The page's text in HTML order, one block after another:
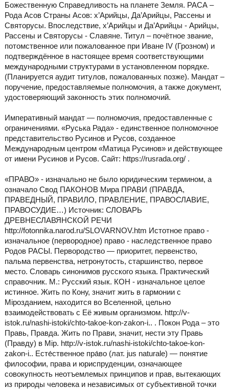
Божественную Справедливость на планете Земля. РАСА –
Рода Асов Страны Асов: х’Арийцы, Да’Арийцы, Рассены и
Святорусы. Впоследствие, х’Арийцы и Да’Арийцы - Арийцы,
Рассены и Святорусы - Славяне. Титул – почётное звание,
потомственное или пожалованное при Иване IV (Грозном) и
подтверждённое в настоящее время соответствующими
международными структурами в установленном порядке.
(Планируется аудит титулов, пожалованных позже). Мандат –
поручение, предоставляемые полномочия, а также документ,
удостоверяющий законность этих полномочий.
Императивный мандат — полномочия, предоставленные с
ограничениями. «Руська Рада» - единственное полномочное
представительство Русинов и Русов, созданное
Международным центром «Матица Русинов» и действующее
от имени Русинов и Русов. Сайт: https://rusrada.org/ .
«ПРАВО» - изначально не было юридическим термином, а
означало Свод ПАКОНОВ Мира ПРАВИ (ПРАВДА,
ПРАВЕДНЫЙ, ПРАВИЛО, ПРАВЛЕНИЕ, ПРАВОСЛАВИЕ,
ПРАВОСУДИЕ…) Источник: СЛОВАРЬ
ДРЕВНЕСЛАВЯНСКОЙ РЕЧИ
http://fotonnika.narod.ru/SLOVARNOV.htm Истотное право -
изначальное (первородное) право - наследственное право
Родов РАСЫ. Первородство — приоритет, первенство,
пальма первенства, нетронутость, старшинство, первое
место. Словарь синонимов русского языка. Практический
справочник. М.: Русский язык. КОН - изначальное целое
истинное. Жить по Кону, значит жить в гармонии с
Мiрозданием, находится во Вселенной, цельно
взаимодействовать с Её живым организмом. http://v-
istok.ru/nashi-istoki/chto-takoe-kon-zakon-i.. . Покон Рода – это
Правь, Правда. Жить по Прави, значит, нести эту Правь
(Правду) в Мiр. http://v-istok.ru/nashi-istoki/chto-takoe-kon-
zakon-i.. Есте́ственное пра́во (лат. jus naturale) — понятие
философии, права и юриспруденции, означающее
совокупность неотъемлемых принципов и прав, вытекающих
из природы человека и независимых от субъективной точки